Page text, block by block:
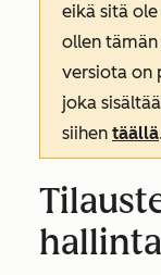
eikä sitä
ollen
versiota on
joka
siihen täällä
hallinta